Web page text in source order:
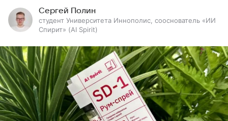
Сергей Полин
студент Университета Иннополис, сооснователь «ИИ
Спирит» (AI Spirit)